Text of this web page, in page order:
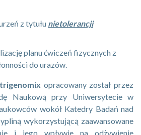
z tytułu nietolerancji
planu ćwiczeń fizycznych z
do urazów.
opracowany został przez
Naukową przy Uniwersytecie w
wokół Katedry Badań nad
wykorzystującą zaawansowane
i jego wpływie na odżywienie